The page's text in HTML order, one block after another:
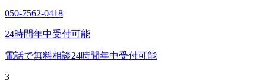
050-7562-0418
24時間年中受付可能
電話で無料相談24時間年中受付可能
3